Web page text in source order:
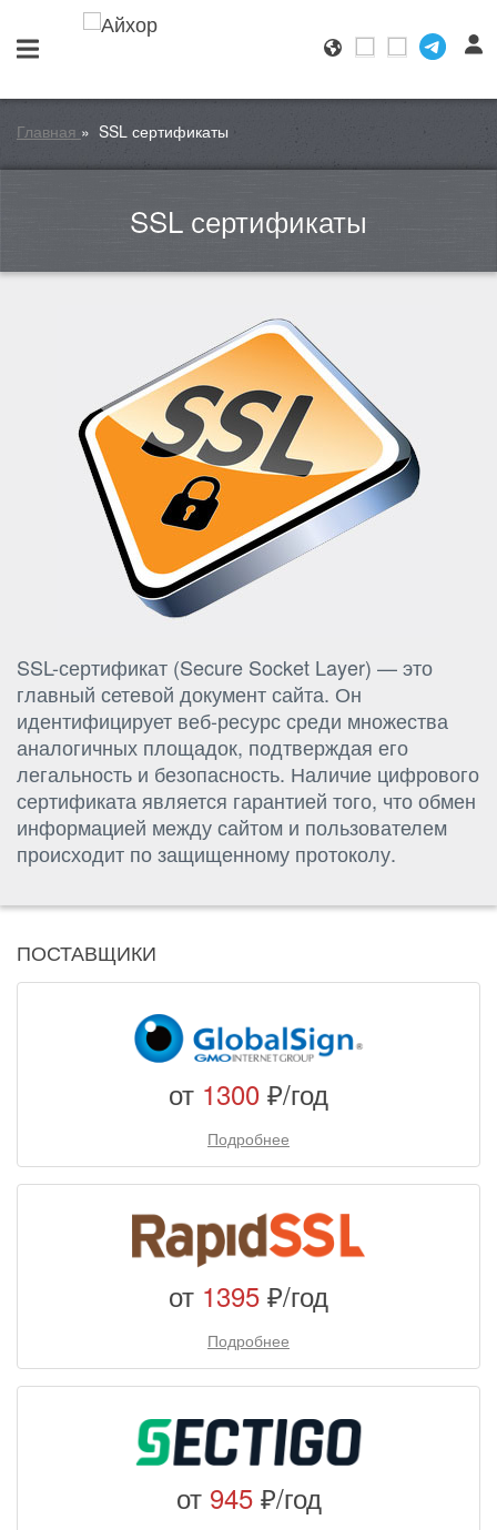
Главная » SSL сертификаты
SSL сертификаты
SSL-сертификат (Secure Socket Layer) — это
главный сетевой документ сайта. Он
идентифицирует веб-ресурс среди множества
аналогичных площадок, подтверждая его
легальность и безопасность. Наличие цифрового
сертификата является гарантией того, что обмен
информацией между сайтом и пользователем
происходит по защищенному протоколу.
ПОСТАВЩИКИ
от 1300 ₽/год
Подробнее
от 1395 ₽/год
Подробнее
от 945₽/год